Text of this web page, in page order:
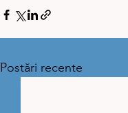
Postări recente